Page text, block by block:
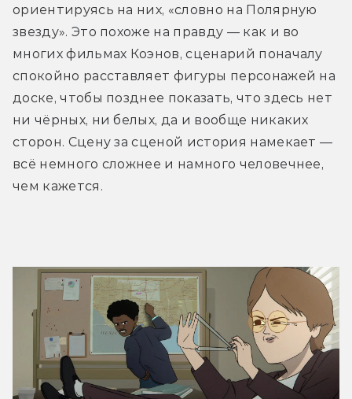
ориентируясь на них, «словно на Полярную
звезду». Это похоже на правду — как и во
многих фильмах Коэнов, сценарий поначалу
спокойно расставляет фигуры персонажей на
доске, чтобы позднее показать, что здесь нет
ни чёрных, ни белых, да и вообще никаких
сторон. Сцену за сценой история намекает —
всё немного сложнее и намного человечнее,
чем кажется.